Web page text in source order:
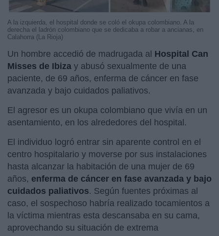
A la izquierda, el hospital donde se coló el okupa colombiano. A la
derecha el ladrón colombiano que se dedicaba a robar a ancianas, en
Calahorra (La Rioja)
Un hombre accedió de madrugada al Hospital Can
Misses de Ibiza y abusó sexualmente de una
paciente, de 69 años, enferma de cáncer en fase
avanzada y bajo cuidados paliativos.
El agresor es un okupa colombiano que vivía en un
asentamiento, en los alrededores del hospital.
El individuo logró entrar sin aparente control en el
centro hospitalario y moverse por sus instalaciones
hasta alcanzar la habitación de una mujer de 69
años, enferma de cáncer en fase avanzada y bajo
cuidados paliativos. Según fuentes próximas al
caso, el sospechoso habría realizado tocamientos a
la víctima mientras esta descansaba en su cama,
aprovechando su situación de extrema